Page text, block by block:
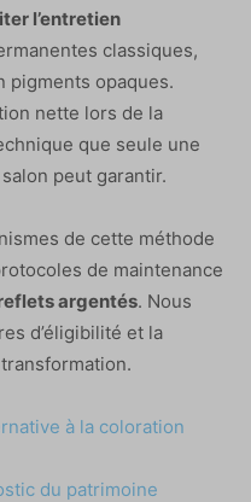
l’entretien
classiques,
pigments opaques.
nette lors de la
que seule une
peut garantir.
de cette méthode
de maintenance
argentés. Nous
d’éligibilité et la
à la coloration
du patrimoine